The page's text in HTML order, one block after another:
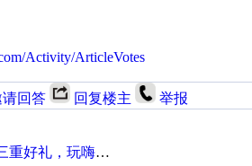
Activity/ArticleVotes
请回答 回复楼主 举报
礼，玩嗨夏日！